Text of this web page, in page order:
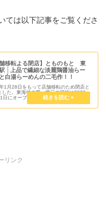
ては以下記事をご覧くださ
舗移転よる閉店】とものもと 東
│上品で繊細な淡麗鶏醤油らー
白湯らーめんの二毛作！！
1月28日をもって店舗移転のため閉店と
した。東海神の零一弐三の跡地に2020
日にオープン予定です。2018年8月21
のとも：特製白湯つけめん・炊き込みご
加しました。シオイ(@shioi401shioi)
リンク